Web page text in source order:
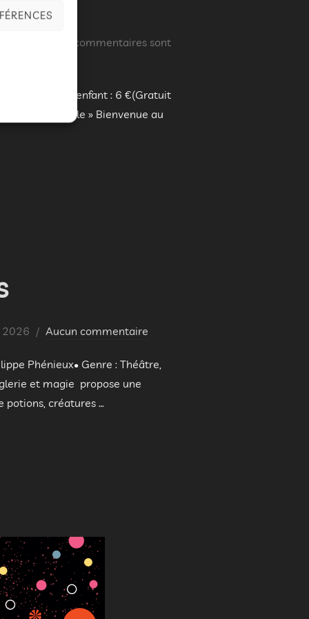
Les commentaires sont
: 10 € – Tarif enfant : 6 €(Gratuit
roule la boule » Bienvenue au
– 20E ÉDITION : LE PROGRAMME »
2026 Aucun commentaire
Phénieux• Genre : Théâtre,
et magie propose une
potions, créatures …
»